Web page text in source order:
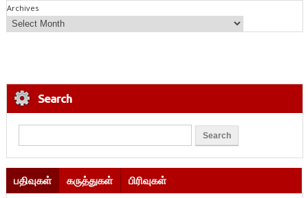
Archives
Search
பதிவுகள் கருத்துகள் பிரிவுகள்